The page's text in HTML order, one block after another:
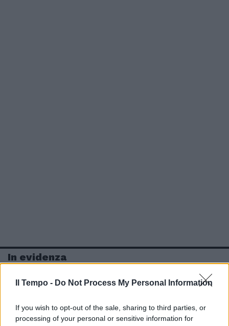
Il Tempo - Do Not Process My Personal Information
If you wish to opt-out of the sale, sharing to third parties, or
processing of your personal or sensitive information for
In evidenza